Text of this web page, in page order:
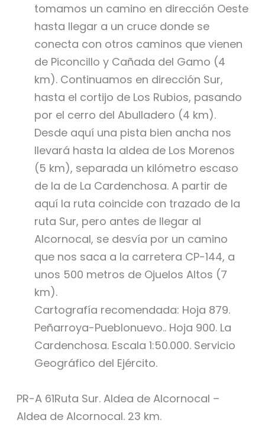
tomamos un camino en dirección Oeste
hasta llegar a un cruce donde se
conecta con otros caminos que vienen
de Piconcillo y Cañada del Gamo (4
km). Continuamos en dirección Sur,
hasta el cortijo de Los Rubios, pasando
por el cerro del Abulladero (4 km).
Desde aquí una pista bien ancha nos
llevará hasta la aldea de Los Morenos
(5 km), separada un kilómetro escaso
de la de La Cardenchosa. A partir de
aquí la ruta coincide con trazado de la
ruta Sur, pero antes de llegar al
Alcornocal, se desvía por un camino
que nos saca a la carretera CP-144, a
unos 500 metros de Ojuelos Altos (7
km).
Cartografía recomendada: Hoja 879.
Peñarroya-Pueblonuevo.. Hoja 900. La
Cardenchosa. Escala 1:50.000. Servicio
Geográfico del Ejército.
PR-A 61Ruta Sur. Aldea de Alcornocal –
Aldea de Alcornocal. 23 km.